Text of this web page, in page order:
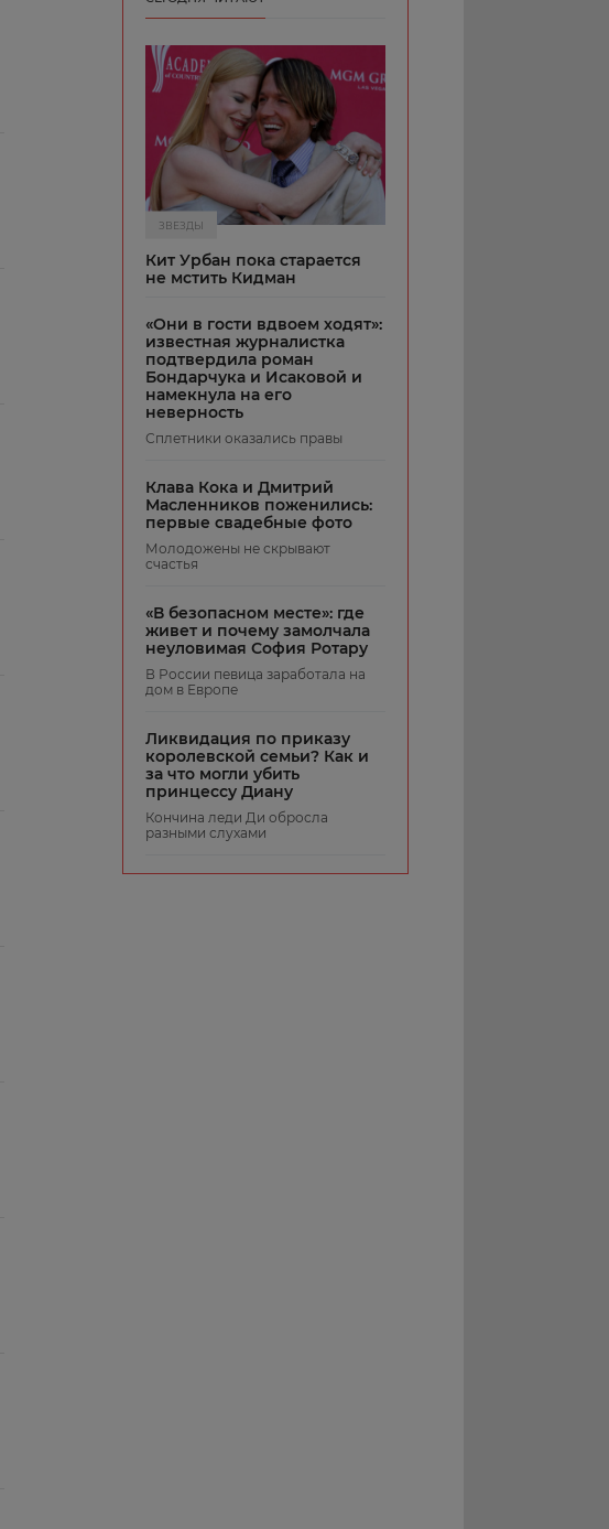
ЗВЕЗДЫ
Кит Урбан пока старается
не мстить Кидман
«Они в гости вдвоем ходят»:
известная журналистка
подтвердила роман
Бондарчука и Исаковой и
намекнула на его
неверность
Сплетники оказались правы
Клава Кока и Дмитрий
Масленников поженились:
первые свадебные фото
Молодожены не скрывают
счастья
«В безопасном месте»: где
живет и почему замолчала
неуловимая София Ротару
В России певица заработала на
дом в Европе
Ликвидация по приказу
королевской семьи? Как и
за что могли убить
принцессу Диану
Кончина леди Ди обросла
разными слухами